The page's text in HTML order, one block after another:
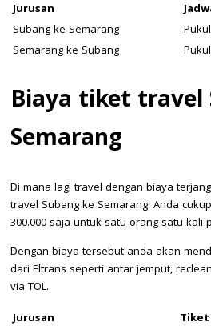
Jurusan
Subang ke Semarang
Semarang ke Subang
Biaya tiket travel
Semarang
Di mana lagi travel dengan biaya
travel Subang ke Semarang. Anda
300.000 saja untuk satu orang satu kali
Dengan biaya tersebut anda akan
dari Eltrans seperti antar jemput,
via TOL.
Jurusan
Tiket